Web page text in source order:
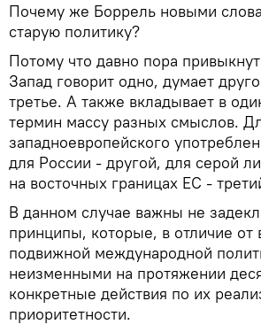
Почему же Боррель новыми
старую политику?
Потому что давно пора
Запад говорит одно, думает
третье. А также вкладывает в
термин массу разных смыслов.
западноевропейского
для России - другой, для серой
на восточных границах ЕС -
В данном случае важны не
принципы, которые, в отличие от
подвижной международной
неизменными на протяжении
конкретные действия по их
приоритетности.